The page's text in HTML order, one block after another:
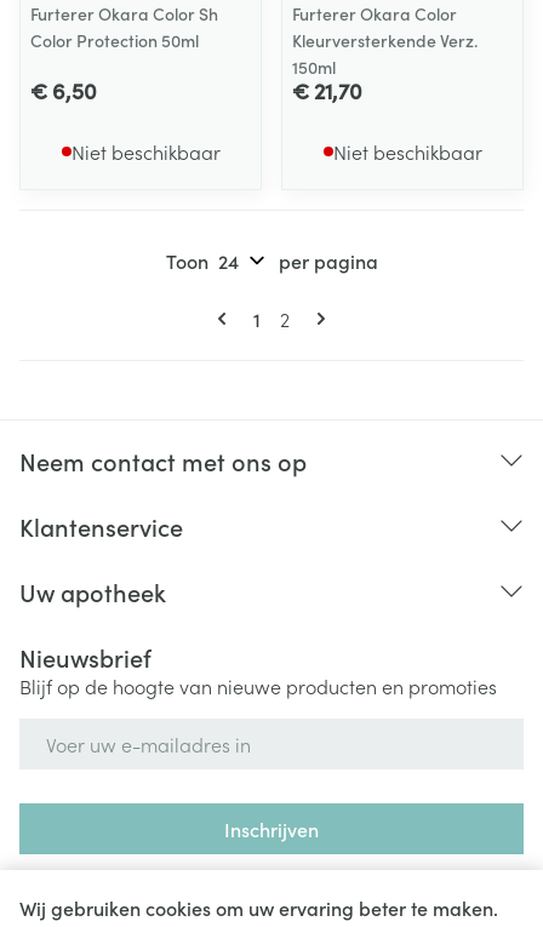
Wij gebruiken cookies om uw ervaring beter te maken.
Furterer Okara Color Sh
Color Protection 50ml
€ 6,50
Niet beschikbaar
Furterer Okara Color
Kleurversterkende Verz.
150ml
€ 21,70
Niet beschikbaar
Pagina's
U lees momenteel pagina
1 Pagina
2
Toon per pagina
Neem contact met ons op
Klantenservice
Uw apotheek
Nieuwsbrief
Blijf op de hoogte van nieuwe producten en promoties
Inschrijven
nieuwsbrief en gaat u akkoord met onzeprivacy policy.